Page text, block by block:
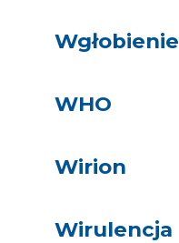
Wgłobienie
WHO
Wirion
Wirulencja